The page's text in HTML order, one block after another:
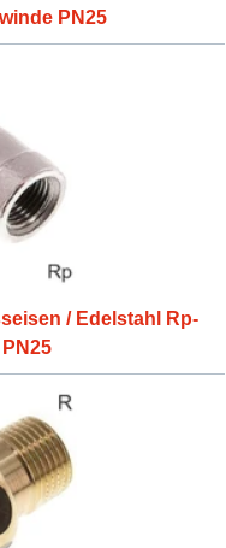
PN25
/ Edelstahl Rp-